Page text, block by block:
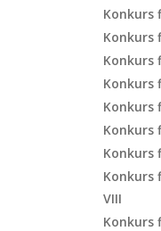
Konkurs
Konkurs
Konkurs
Konkurs
Konkurs
Konkurs
Konkurs
Konkurs
VIII
Konkurs